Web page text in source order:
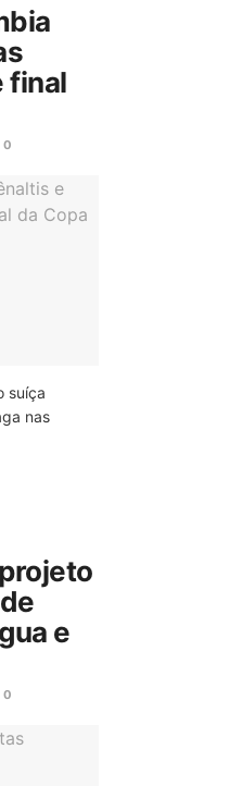
final
0
suíça
nas
e
0